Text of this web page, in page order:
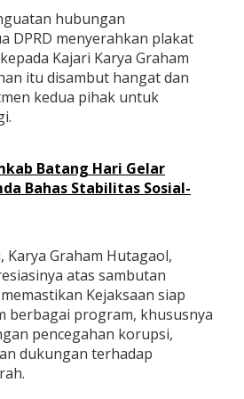
hubungan
DPRD menyerahkan plakat
Kajari Karya Graham
itu disambut hangat dan
kedua pihak untuk
Batang Hari Gelar
Bahas Stabilitas Sosial-
Karya Graham Hutagaol,
atas sambutan
Kejaksaan siap
berbagai program, khususnya
pencegahan korupsi,
dukungan terhadap